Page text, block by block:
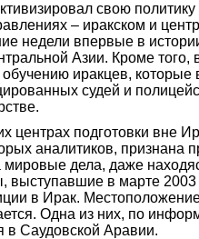
свою
– иракском и
недели впервые в
Азии. Кроме того,
обучению иракцев,
судей и
центрах подготовки вне
аналитиков, признана
дела, даже
выступавшие в марте
в Ирак.
Одна из них, по
в Саудовской Аравии.